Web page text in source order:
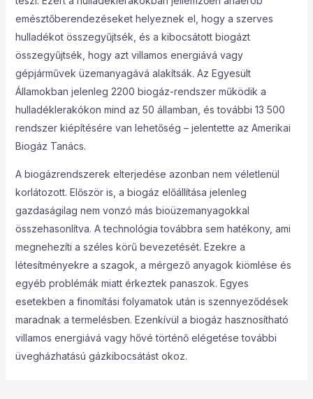
emésztőberendezéseket helyeznek el, hogy a szerves
hulladékot összegyűjtsék, és a kibocsátott biogázt
összegyűjtsék, hogy azt villamos energiává vagy
gépjárművek üzemanyagává alakítsák. Az Egyesült
Államokban jelenleg 2200 biogáz-rendszer működik a
hulladéklerakókon mind az 50 államban, és további 13 500
rendszer kiépítésére van lehetőség – jelentette az Amerikai
Biogáz Tanács.
A biogázrendszerek elterjedése azonban nem véletlenül
korlátozott. Először is, a biogáz előállítása jelenleg
gazdaságilag nem vonzó más bioüzemanyagokkal
összehasonlítva. A technológia továbbra sem hatékony, ami
megnehezíti a széles körű bevezetését. Ezekre a
létesítményekre a szagok, a mérgező anyagok kiömlése és
egyéb problémák miatt érkeztek panaszok. Egyes
esetekben a finomítási folyamatok után is szennyeződések
maradnak a termelésben. Ezenkívül a biogáz hasznosítható
villamos energiává vagy hővé történő elégetése további
üvegházhatású gázkibocsátást okoz.